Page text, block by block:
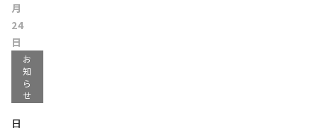
月
24
日
お
知
ら
せ
日